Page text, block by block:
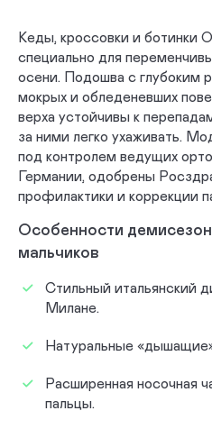
Кеды, кроссовки и ботинки
специально для
осени. Подошва с глубоким
мокрых и обледеневших
верха устойчивы к
за ними легко ухаживать.
под контролем ведущих
Германии, одобрены
профилактики и коррекции
Особенности
мальчиков
Стильный итальянский
Милане.
Натуральные
Расширенная носочная
пальцы.